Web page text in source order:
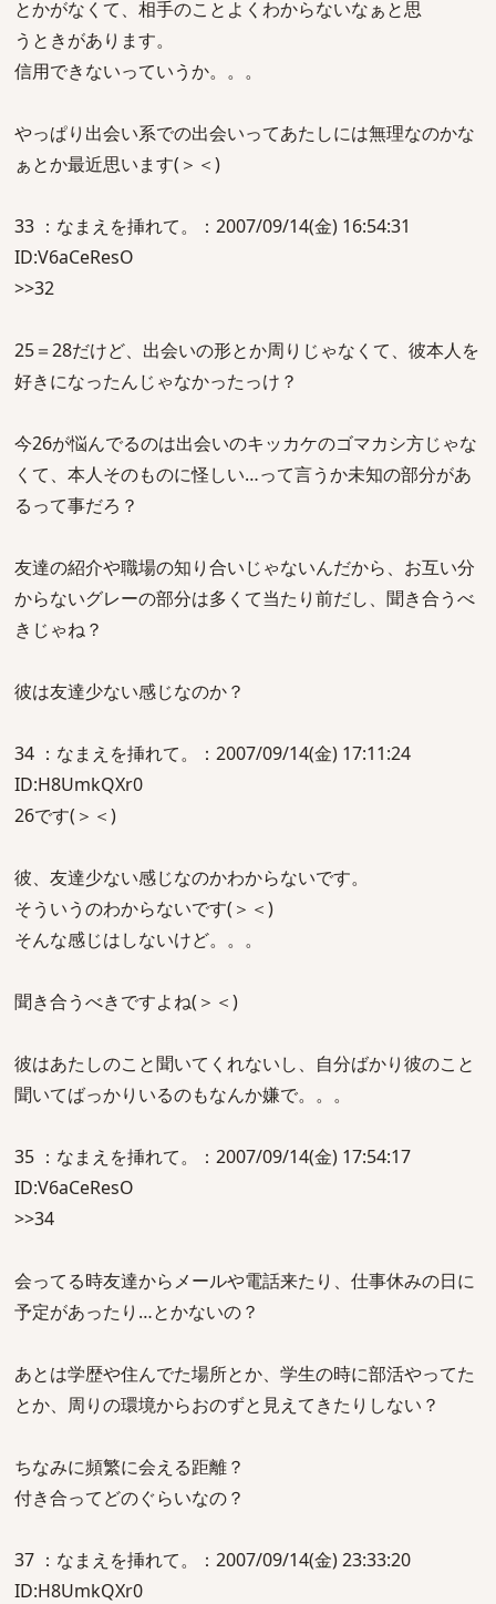
とかがなくて、相手のことよくわからないなぁと思
うときがあります。
信用できないっていうか。。。
やっぱり出会い系での出会いってあたしには無理なのかな
ぁとか最近思います(＞＜)
33 ：なまえを挿れて。：2007/09/14(金) 16:54:31
ID:V6aCeResO
>>32
25＝28だけど、出会いの形とか周りじゃなくて、彼本人を
好きになったんじゃなかったっけ？
今26が悩んでるのは出会いのキッカケのゴマカシ方じゃな
くて、本人そのものに怪しい…って言うか未知の部分があ
るって事だろ？
友達の紹介や職場の知り合いじゃないんだから、お互い分
からないグレーの部分は多くて当たり前だし、聞き合うべ
きじゃね？
彼は友達少ない感じなのか？
34 ：なまえを挿れて。：2007/09/14(金) 17:11:24
ID:H8UmkQXr0
26です(＞＜)
彼、友達少ない感じなのかわからないです。
そういうのわからないです(＞＜)
そんな感じはしないけど。。。
聞き合うべきですよね(＞＜)
彼はあたしのこと聞いてくれないし、自分ばかり彼のこと
聞いてばっかりいるのもなんか嫌で。。。
35 ：なまえを挿れて。：2007/09/14(金) 17:54:17
ID:V6aCeResO
>>34
会ってる時友達からメールや電話来たり、仕事休みの日に
予定があったり…とかないの？
あとは学歴や住んでた場所とか、学生の時に部活やってた
とか、周りの環境からおのずと見えてきたりしない？
ちなみに頻繁に会える距離？
付き合ってどのぐらいなの？
37 ：なまえを挿れて。：2007/09/14(金) 23:33:20
ID:H8UmkQXr0